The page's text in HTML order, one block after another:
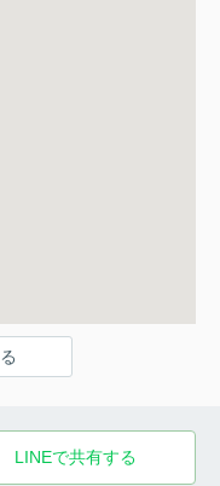
LINEで共有する